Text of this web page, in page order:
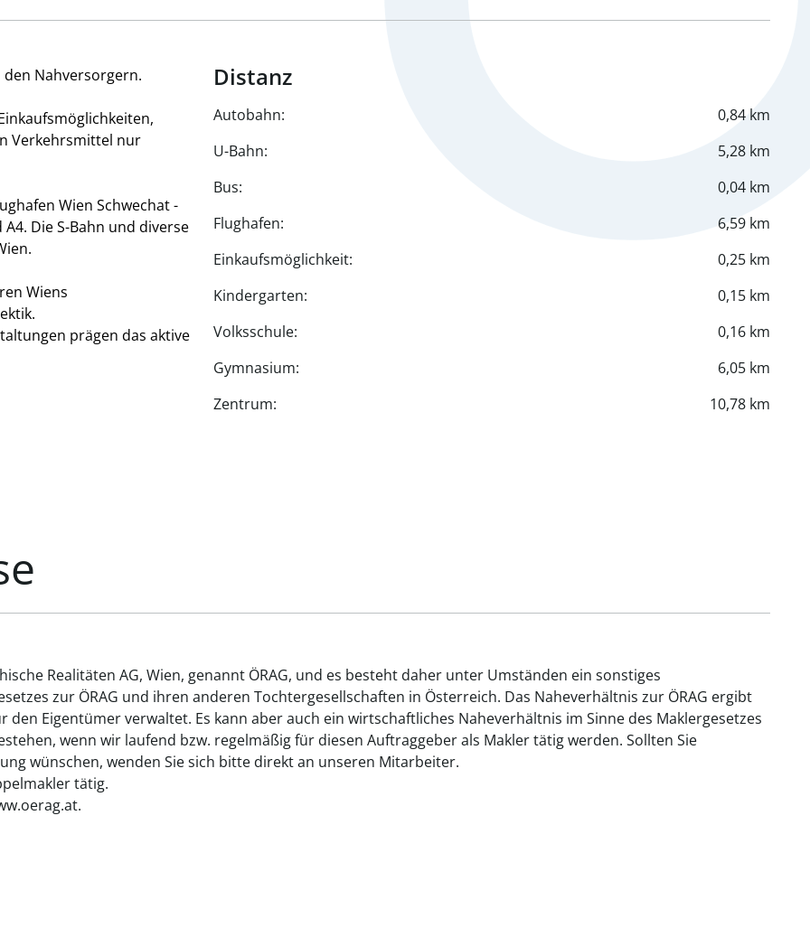
Nahversorgern.
Verkehrsmittel nur
Wien Schwechat -
Die S-Bahn und diverse
Wiens
prägen das aktive
Distanz
Autobahn:
0,84 km
U-Bahn:
5,28 km
Bus:
0,04 km
Flughafen:
6,59 km
Einkaufsmöglichkeit:
0,25 km
Kindergarten:
0,15 km
Volksschule:
0,16 km
Gymnasium:
6,05 km
Zentrum:
10,78 km
Realitäten AG, Wien, genannt ÖRAG, und es besteht daher unter Umständen ein sonstiges
zur ÖRAG und ihren anderen Tochtergesellschaften in Österreich. Das Naheverhältnis zur ÖRAG ergibt
den Eigentümer verwaltet. Es kann aber auch ein wirtschaftliches Naheverhältnis im Sinne des Maklergesetzes
wenn wir laufend bzw. regelmäßig für diesen Auftraggeber als Makler tätig werden. Sollten Sie
wünschen, wenden Sie sich bitte direkt an unseren Mitarbeiter.
tätig.